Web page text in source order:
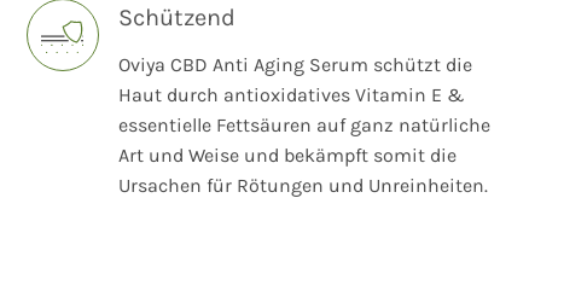
Schützend
Oviya CBD Anti Aging Serum schützt die
Haut durch antioxidatives Vitamin E &
essentielle Fettsäuren auf ganz natürliche
Art und Weise und bekämpft somit die
Ursachen für Rötungen und Unreinheiten.